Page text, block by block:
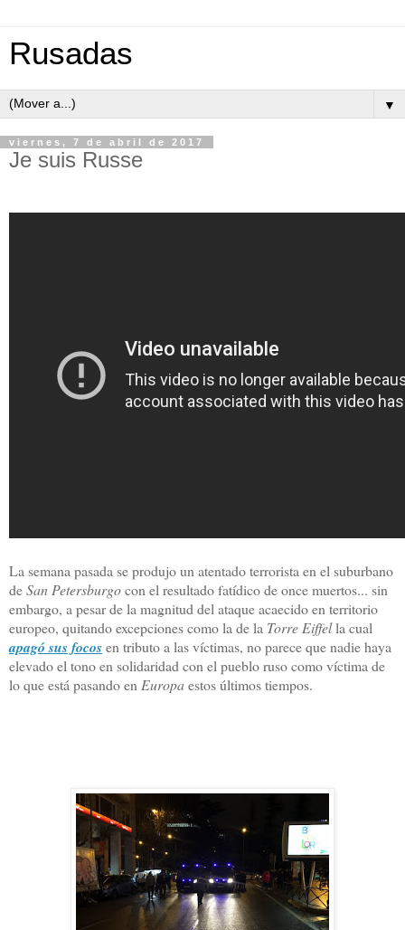
Rusadas
▼
viernes, 7 de abril de 2017
Je suis Russe
La semana pasada se produjo un atentado terrorista en el suburbano
deSan Petersburgocon el resultado fatídico de once muertos... sin
embargo, a pesar de la magnitud del ataque acaecido en territorio
europeo, quitando excepciones como la de la Torre Eiffella cual
apagó sus focosen tributo a las víctimas, no parece que nadie haya
elevado el tono en solidaridad con el pueblo ruso como víctima de
lo que está pasando en Europaestos últimos tiempos.